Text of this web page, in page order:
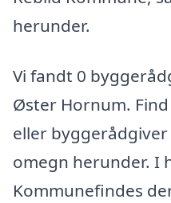
herunder.
Vi fandt 0
Øster Hornum.
eller
omegn herunder. I
Kommunefindes